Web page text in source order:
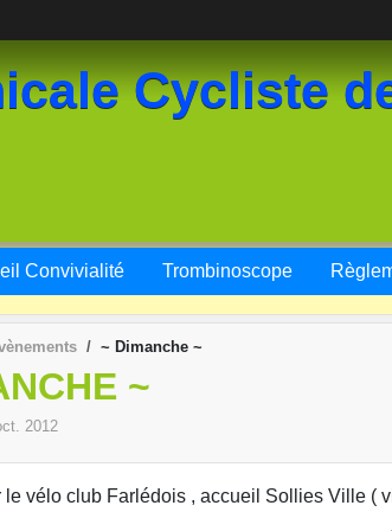
Cycliste
Convivialité Trombinoscope
~ Dimanche ~
~
2012
vélo club Farlédois , accueil Sollies Ville (